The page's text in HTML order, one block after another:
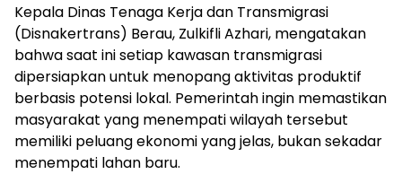
Kepala Dinas Tenaga Kerja dan Transmigrasi
(Disnakertrans) Berau, Zulkifli Azhari, mengatakan
bahwa saat ini setiap kawasan transmigrasi
dipersiapkan untuk menopang aktivitas produktif
berbasis potensi lokal. Pemerintah ingin memastikan
masyarakat yang menempati wilayah tersebut
memiliki peluang ekonomi yang jelas, bukan sekadar
menempati lahan baru.